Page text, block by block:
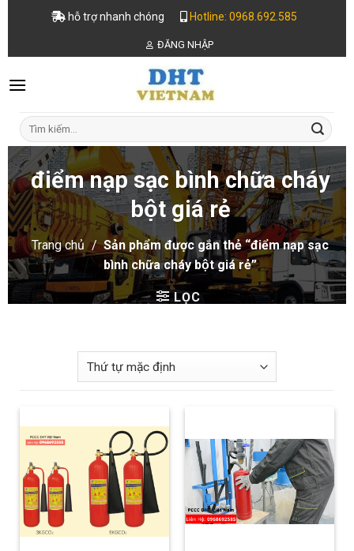
hỗ trợ nhanh chóng Hotline: 0968.692.585
ĐĂNG NHẬP
Tìm
kiếm:
điểm nạp sạc bình chữa cháy
bột giá rẻ
Trang chủ / Sản phẩm được gắn thẻ “điểm nạp sạc
bình chữa cháy bột giá rẻ”
LỌC